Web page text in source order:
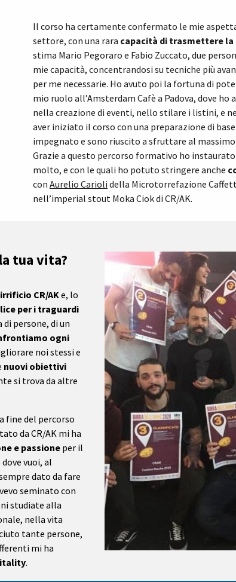
Il corso ha certamente confermato le mie
settore, con una rara capacità di trasmettere la
stima Mario Pegoraro e Fabio Zuccato, due
mie capacità, concentrandosi su tecniche più
per me necessarie. Ho avuto poi la fortuna di
mio ruolo all’Amsterdam Cafè a Padova, dove
nella creazione di eventi, nello stilare i listini, e
aver iniziato il corso con una preparazione di
impegnato e sono riuscito a sfruttare al
Grazie a questo percorso formativo ho
molto, e con le quali ho potuto stringere anche
con Aurelio Carioli della Microtorrefazione
nell’imperial stout Moka Ciok di CR/AK.
tua vita?
CR/AK e, lo
per i traguardi
di persone, di un
ogni
noi stessi e
nuovi obiettivi
si trova da altre
fine del percorso
da CR/AK mi ha
e passione per il
vuoi, al
dato da fare
seminato con
studiate alla
nella vita
tante persone,
mi ha
.